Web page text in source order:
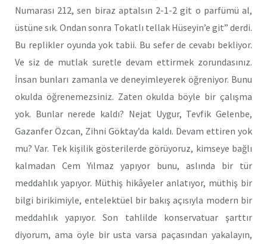
Numarası 212, sen biraz aptalsın 2-1-2 git o parfümü al,
üstüne sık. Ondan sonra Tokatlı tellak Hüseyin’e git” derdi.
Bu replikler oyunda yok tabii. Bu sefer de cevabı bekliyor.
Ve siz de mutlak suretle devam ettirmek zorundasınız.
İnsan bunları zamanla ve deneyimleyerek öğreniyor. Bunu
okulda öğrenemezsiniz. Zaten okulda böyle bir çalışma
yok. Bunlar nerede kaldı? Nejat Uygur, Tevfik Gelenbe,
Gazanfer Özcan, Zihni Göktay’da kaldı. Devam ettiren yok
mu? Var. Tek kişilik gösterilerde görüyoruz, kimseye bağlı
kalmadan Cem Yılmaz yapıyor bunu, aslında bir tür
meddahlık yapıyor. Müthiş hikâyeler anlatıyor, müthiş bir
bilgi birikimiyle, entelektüel bir bakış açısıyla modern bir
meddahlık yapıyor. Son tahlilde konservatuar şarttır
diyorum, ama öyle bir usta varsa paçasından yakalayın,